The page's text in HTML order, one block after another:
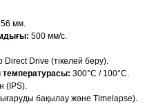
мм.
500 мм/с.
Direct Drive (тікелей беру).
300°C / 100°C.
(IPS).
бақылау және Timelapse).